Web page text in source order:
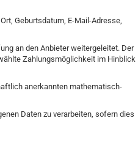
Geburtsdatum, E-Mail-Adresse,
an den Anbieter weitergeleitet. Der
Zahlungsmöglichkeit im Hinblick
anerkannten mathematisch-
Daten zu verarbeiten, sofern dies